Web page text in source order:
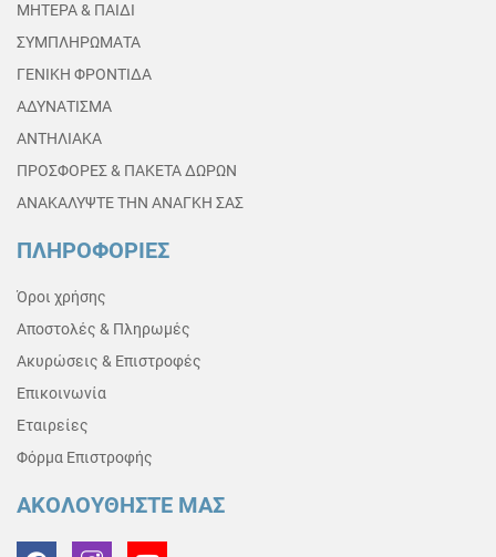
ΜΗΤΕΡΑ & ΠΑΙΔΙ
ΣΥΜΠΛΗΡΩΜΑΤΑ
ΓΕΝΙΚΗ ΦΡΟΝΤΙΔΑ
ΑΔΥΝΑΤΙΣΜΑ
ΑΝΤΗΛΙΑΚΑ
ΠΡΟΣΦΟΡΕΣ & ΠΑΚΕΤΑ ΔΩΡΩΝ
ΑΝΑΚΑΛΥΨΤΕ ΤΗΝ ΑΝΑΓΚΗ ΣΑΣ
ΠΛΗΡΟΦΟΡΙΕΣ
Όροι χρήσης
Αποστολές & Πληρωμές
Ακυρώσεις & Επιστροφές
Επικοινωνία
Εταιρείες
Φόρμα Επιστροφής
ΑΚΟΛΟΥΘΗΣΤΕ ΜΑΣ